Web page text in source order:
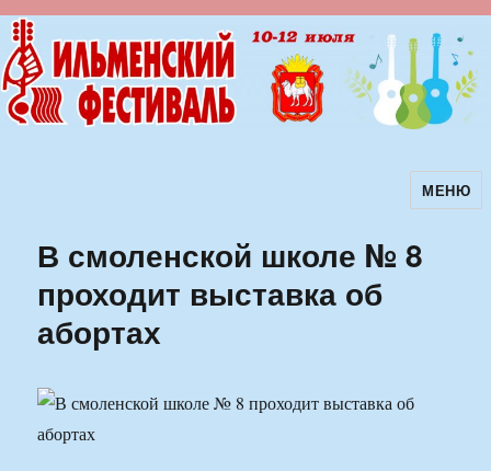
Ильменский фестиваль авторскойМЕНЮ
В смоленской школе № 8
проходит выставка об
абортах